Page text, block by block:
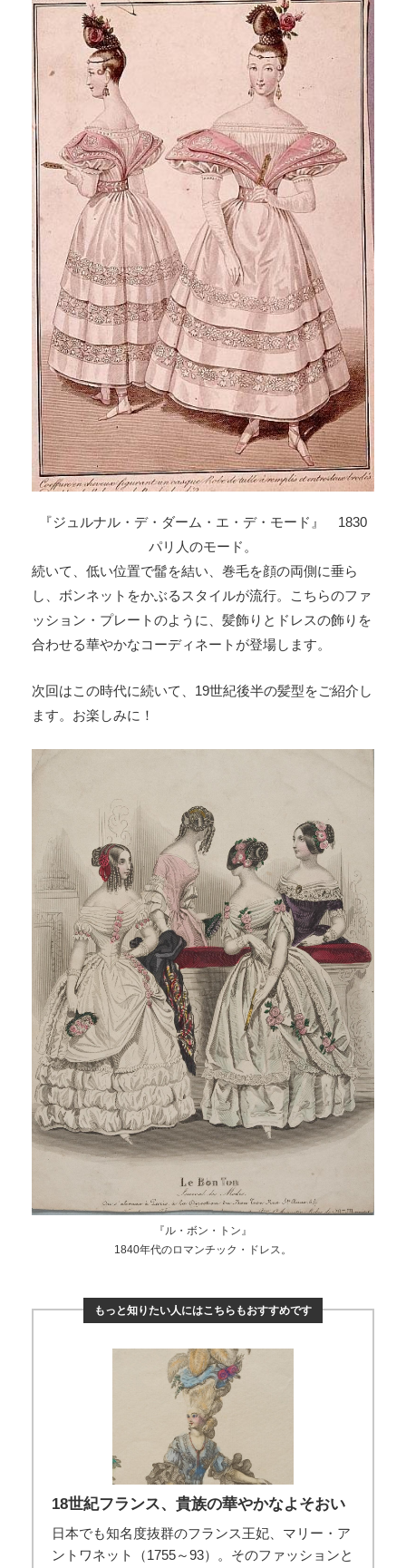
『ジュルナル・デ・ダーム・エ・デ・モード』 1830
パリ人のモード。
続いて、低い位置で髷を結い、巻毛を顔の両側に垂ら
し、ボンネットをかぶるスタイルが流行。こちらのファ
ッション・プレートのように、髪飾りとドレスの飾りを
合わせる華やかなコーディネートが登場します。
次回はこの時代に続いて、19世紀後半の髪型をご紹介し
ます。お楽しみに！
『ル・ボン・トン』
1840年代のロマンチック・ドレス。
もっと知りたい人にはこちらもおすすめです
18世紀フランス、貴族の華やかなよそおい
日本でも知名度抜群のフランス王妃、マリー・ア
ントワネット（1755～93）。そのファッションと